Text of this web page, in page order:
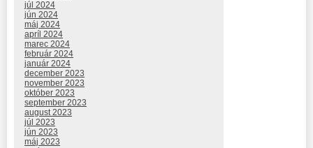
júl 2024
jún 2024
máj 2024
apríl 2024
marec 2024
február 2024
január 2024
december 2023
november 2023
október 2023
september 2023
august 2023
júl 2023
jún 2023
máj 2023